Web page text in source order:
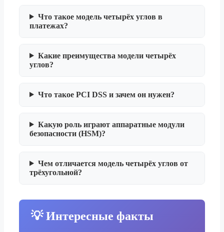
Что такое модель четырёх углов в
платежах?
Какие преимущества модели четырёх
углов?
Что такое PCI DSS и зачем он нужен?
Какую роль играют аппаратные модули
безопасности (HSM)?
Чем отличается модель четырёх углов от
трёхугольной?
💡 Интересные факты